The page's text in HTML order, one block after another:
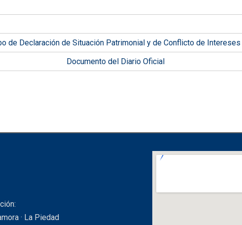
de Declaración de Situación Patrimonial y de Conflicto de Intereses
Documento del Diario Oficial
· La Piedad